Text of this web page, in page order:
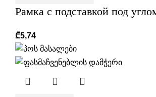
Рамка с подставкой под
₾5,74